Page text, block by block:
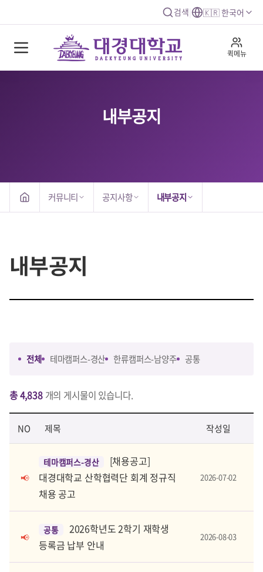
검색 🇰🇷 한국어
퀵메뉴
내부공지
커뮤니티 공지사항 내부공지
내부공지
전체 테마캠퍼스-경산 한류캠퍼스-남양주 공통
총 4,838개의 게시물이 있습니다.
NO 제목 작성일
📢
테마캠퍼스-경산
[채용공고]
대경대학교 산학협력단 회계 정규직
채용 공고
2026-07-02
📢
공통
2026학년도 2학기 재학생
등록금 납부 안내
2026-08-03